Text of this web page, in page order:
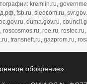
kremlin.ru,
fsb.ru, sledcom.ru,
duma.gov.ru,
roscosmos.ru, roe.ru,
transneft.ru, gazprom.ru,
обозрение»